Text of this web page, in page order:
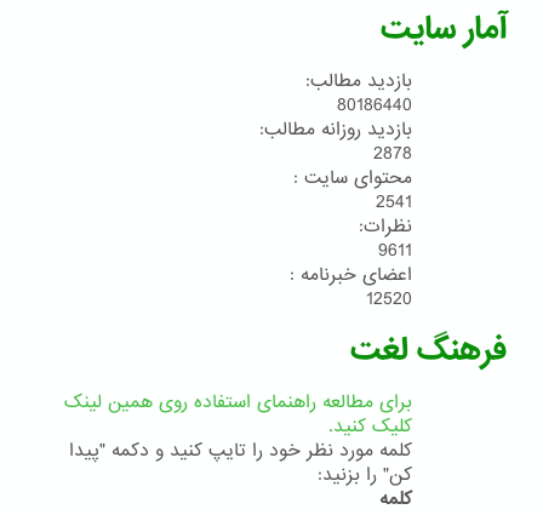
آمار سایت
بازدید مطالب:
80186440
بازدید روزانه مطالب:
2878
محتوای سایت :
2541
نظرات:
9611
اعضای خبرنامه :
12520
فرهنگ لغت
برای مطالعه راهنمای استفاده روی همین لینک
کلیک کنید.
کلمه مورد نظر خود را تایپ کنید و دکمه "پیدا
کن" را بزنید:
کلمه